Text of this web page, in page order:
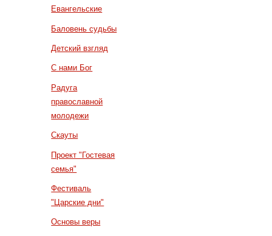
Евангельские
Баловень судьбы
Детский взгляд
С нами Бог
Радуга
православной
молодежи
Скауты
Проект "Гостевая
семья"
Фестиваль
"Царские дни"
Основы веры